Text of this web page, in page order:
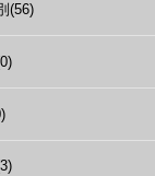
(56)